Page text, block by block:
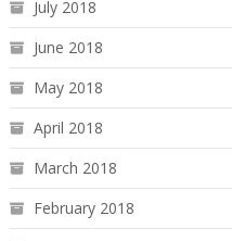
July 2018
June 2018
May 2018
April 2018
March 2018
February 2018